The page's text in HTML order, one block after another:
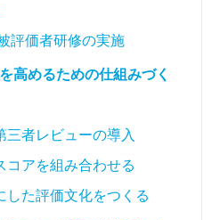
評価者研修の実施
高めるための仕組みづく
三者レビューの導入
コアを組み合わせる
した評価文化をつくる